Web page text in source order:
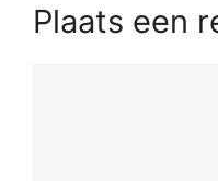
Plaats een